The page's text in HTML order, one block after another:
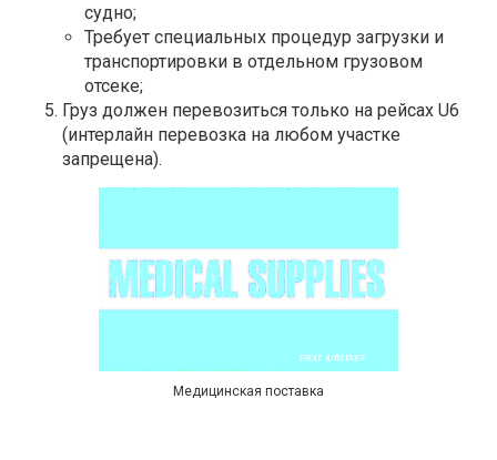
судно;
Требует специальных процедур загрузки и
транспортировки в отдельном грузовом
отсеке;
Груз должен перевозиться только на рейсах U6
(интерлайн перевозка на любом участке
запрещена).
Медицинская поставка